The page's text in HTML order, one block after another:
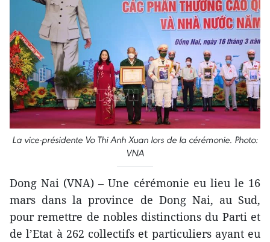
La vice-présidente Vo Thi Anh Xuan lors de la cérémonie. Photo:
VNA
Dong Nai (VNA) – Une cérémonie eu lieu le 16
mars dans la province de Dong Nai, au Sud,
pour remettre de nobles distinctions du Parti et
de l’Etat à 262 collectifs et particuliers ayant eu